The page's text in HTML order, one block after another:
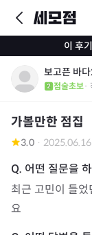
이 후
보고픈 바
점술초보·
가볼만한 점집
3.0 · 2025.06.16
최근 고민이 들
요